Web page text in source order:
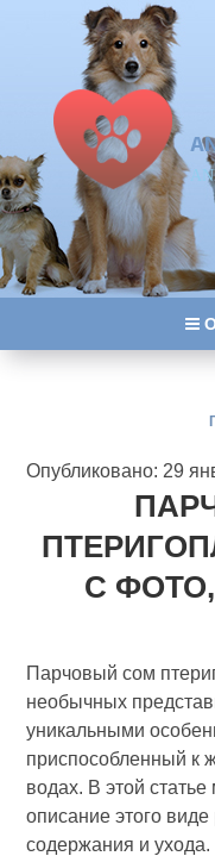
Опубликовано: 29
С
Парчовый сом
необычных
уникальными
приспособленный к
водах. В этой
описание этого
содержания и ухода.